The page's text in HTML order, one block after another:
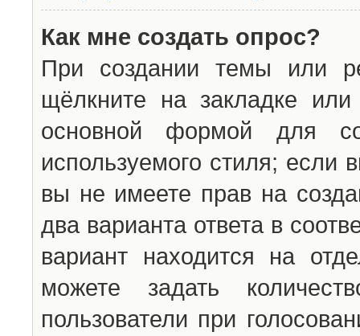
Как мне создать опрос?
При создании темы или
щёлкните на закладке
основной формой для
используемого стиля; если
вы не имеете прав на
два варианта ответа в
вариант находится на
можете задать
пользователи при